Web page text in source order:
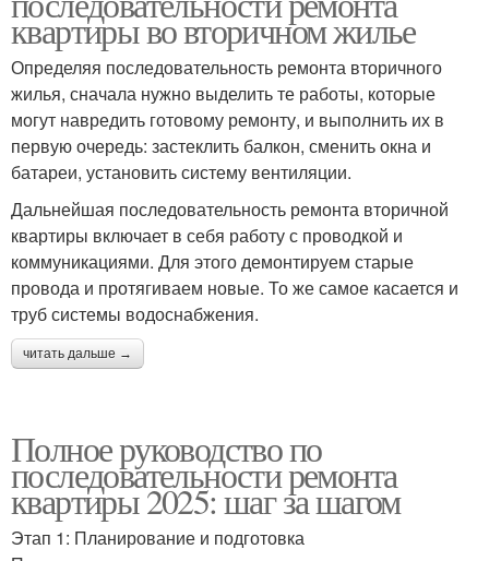
квартиры во вторичном жилье
Определяя последовательность ремонта вторичного
жилья, сначала нужно выделить те работы, которые
могут навредить готовому ремонту, и выполнить их в
первую очередь: застеклить балкон, сменить окна и
батареи, установить систему вентиляции.
Дальнейшая последовательность ремонта вторичной
квартиры включает в себя работу с проводкой и
коммуникациями. Для этого демонтируем старые
провода и протягиваем новые. То же самое касается и
труб системы водоснабжения.
читать дальше →
Полное руководство по
последовательности ремонта
квартиры 2025: шаг за шагом
Этап 1: Планирование и подготовка